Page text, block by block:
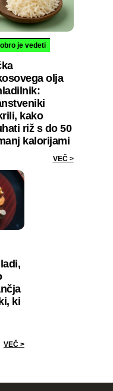
je vedeti
olja
kako
riž s do 50
kalorijami
VEČ >
ki
VEČ >